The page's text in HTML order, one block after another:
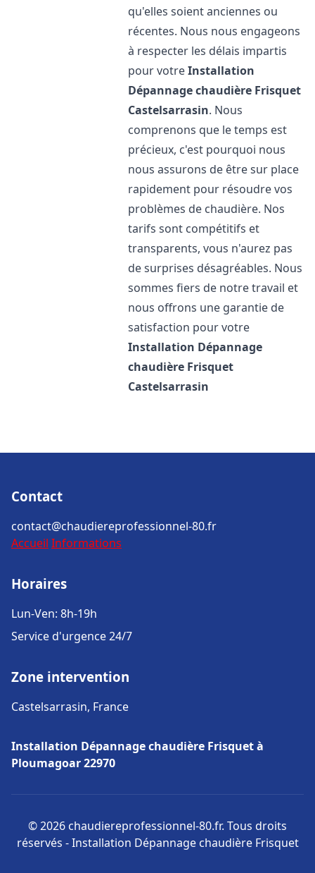
qu'elles soient anciennes ou
récentes. Nous nous engageons
à respecter les délais impartis
pour votreInstallation
Dépannage chaudière Frisquet
Castelsarrasin. Nous
comprenons que le temps est
précieux, c'est pourquoi nous
nous assurons de être sur place
rapidement pour résoudre vos
problèmes de chaudière. Nos
tarifs sont compétitifs et
transparents, vous n'aurez pas
de surprises désagréables. Nous
sommes fiers de notre travail et
nous offrons une garantie de
satisfaction pour votre
Installation Dépannage
chaudière Frisquet
Castelsarrasin
Contact
contact@chaudiereprofessionnel-80.fr
Accueil Informations
Horaires
Lun-Ven: 8h-19h
Service d'urgence 24/7
Zone intervention
Castelsarrasin, France
Installation Dépannage chaudière Frisquet à
Ploumagoar 22970
© 2026 chaudiereprofessionnel-80.fr. Tous droits
réservés - Installation Dépannage chaudière Frisquet